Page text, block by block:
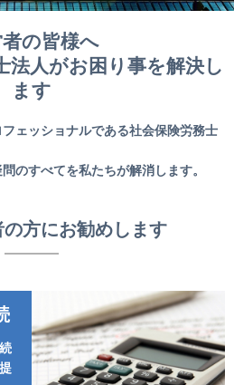
の皆様へ
法人がお困り事を解決し
ます
ェッショナルである社会保険労務士
のすべてを私たちが解消します。
方にお勧めします